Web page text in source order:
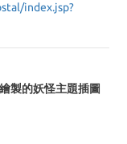
index.jsp?
製的妖怪主題插圖